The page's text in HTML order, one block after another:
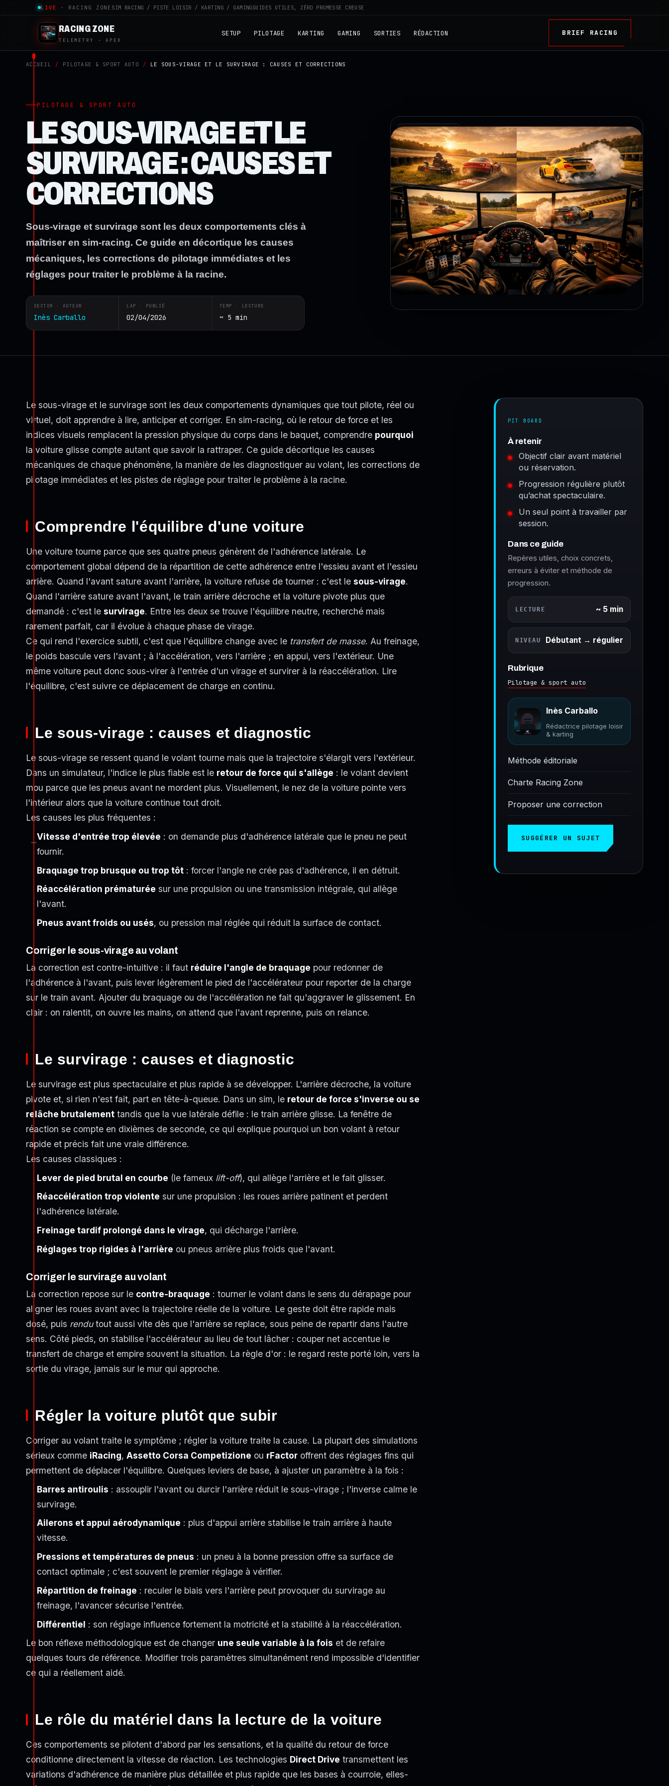
LIVE · RACING ZONE SIM RACING / PISTE LOISIR / KARTING / GAMINGGUIDES UTILES, ZÉRO PROMESSE CREUSE
RACING ZONE
TELEMETRY · APEX
SETUP PILOTAGE KARTING GAMING SORTIES RÉDACTION BRIEF RACING
ACCUEIL / PILOTAGE & SPORT AUTO / LE SOUS-VIRAGE ET LE SURVIRAGE : CAUSES ET CORRECTIONS
PILOTAGE & SPORT AUTO
LE SOUS-VIRAGE ET LE
SURVIRAGE : CAUSES ET
CORRECTIONS
Sous-virage et survirage sont les deux comportements clés à
maîtriser en sim-racing. Ce guide en décortique les causes
mécaniques, les corrections de pilotage immédiates et les
réglages pour traiter le problème à la racine.
SECTOR · AUTEUR
Inès Carballo
LAP · PUBLIÉ
02/04/2026
TEMP · LECTURE
~ 5 min
RZ · TELEMETRY
Le sous-virage et le survirage sont les deux comportements dynamiques que tout pilote, réel ou
virtuel, doit apprendre à lire, anticiper et corriger. En sim-racing, où le retour de force et les
indices visuels remplacent la pression physique du corps dans le baquet, comprendre pourquoi
la voiture glisse compte autant que savoir la rattraper. Ce guide décortique les causes
mécaniques de chaque phénomène, la manière de les diagnostiquer au volant, les corrections de
pilotage immédiates et les pistes de réglage pour traiter le problème à la racine.
Comprendre l'équilibre d'une voiture
Une voiture tourne parce que ses quatre pneus génèrent de l'adhérence latérale. Le
comportement global dépend de la répartition de cette adhérence entre l'essieu avant et l'essieu
arrière. Quand l'avant sature avant l'arrière, la voiture refuse de tourner : c'est le sous-virage.
Quand l'arrière sature avant l'avant, le train arrière décroche et la voiture pivote plus que
demandé : c'est le survirage. Entre les deux se trouve l'équilibre neutre, recherché mais
rarement parfait, car il évolue à chaque phase de virage.
Ce qui rend l'exercice subtil, c'est que l'équilibre change avec le transfert de masse. Au freinage,
le poids bascule vers l'avant ; à l'accélération, vers l'arrière ; en appui, vers l'extérieur. Une
même voiture peut donc sous-virer à l'entrée d'un virage et survirer à la réaccélération. Lire
l'équilibre, c'est suivre ce déplacement de charge en continu.
Le sous-virage : causes et diagnostic
Le sous-virage se ressent quand le volant tourne mais que la trajectoire s'élargit vers l'extérieur.
Dans un simulateur, l'indice le plus fiable est le retour de force qui s'allège : le volant devient
mou parce que les pneus avant ne mordent plus. Visuellement, le nez de la voiture pointe vers
l'intérieur alors que la voiture continue tout droit.
Les causes les plus fréquentes :
Vitesse d'entrée trop élevée : on demande plus d'adhérence latérale que le pneu ne peut
fournir.
Braquage trop brusque ou trop tôt : forcer l'angle ne crée pas d'adhérence, il en détruit.
Réaccélération prématurée sur une propulsion ou une transmission intégrale, qui allège
l'avant.
Pneus avant froids ou usés, ou pression mal réglée qui réduit la surface de contact.
Corriger le sous-virage au volant
La correction est contre-intuitive : il faut réduire l'angle de braquage pour redonner de
l'adhérence à l'avant, puis lever légèrement le pied de l'accélérateur pour reporter de la charge
sur le train avant. Ajouter du braquage ou de l'accélération ne fait qu'aggraver le glissement. En
clair : on ralentit, on ouvre les mains, on attend que l'avant reprenne, puis on relance.
Le survirage : causes et diagnostic
Le survirage est plus spectaculaire et plus rapide à se développer. L'arrière décroche, la voiture
pivote et, si rien n'est fait, part en tête-à-queue. Dans un sim, le retour de force s'inverse ou se
relâche brutalement tandis que la vue latérale défile : le train arrière glisse. La fenêtre de
réaction se compte en dixièmes de seconde, ce qui explique pourquoi un bon volant à retour
rapide et précis fait une vraie différence.
Les causes classiques :
Lever de pied brutal en courbe (le fameux lift-off), qui allège l'arrière et le fait glisser.
Réaccélération trop violente sur une propulsion : les roues arrière patinent et perdent
l'adhérence latérale.
Freinage tardif prolongé dans le virage, qui décharge l'arrière.
Réglages trop rigides à l'arrière ou pneus arrière plus froids que l'avant.
Corriger le survirage au volant
La correction repose sur le contre-braquage : tourner le volant dans le sens du dérapage pour
aligner les roues avant avec la trajectoire réelle de la voiture. Le geste doit être rapide mais
dosé, puis rendutout aussi vite dès que l'arrière se replace, sous peine de repartir dans l'autre
sens. Côté pieds, on stabilise l'accélérateur au lieu de tout lâcher : couper net accentue le
transfert de charge et empire souvent la situation. La règle d'or : le regard reste porté loin, vers la
sortie du virage, jamais sur le mur qui approche.
Régler la voiture plutôt que subir
Corriger au volant traite le symptôme ; régler la voiture traite la cause. La plupart des simulations
sérieux comme iRacing, Assetto Corsa Competizione ou rFactor offrent des réglages fins qui
permettent de déplacer l'équilibre. Quelques leviers de base, à ajuster un paramètre à la fois :
Barres antiroulis : assouplir l'avant ou durcir l'arrière réduit le sous-virage ; l'inverse calme le
survirage.
Ailerons et appui aérodynamique : plus d'appui arrière stabilise le train arrière à haute
vitesse.
Pressions et températures de pneus : un pneu à la bonne pression offre sa surface de
contact optimale ; c'est souvent le premier réglage à vérifier.
Répartition de freinage : reculer le biais vers l'arrière peut provoquer du survirage au
freinage, l'avancer sécurise l'entrée.
Différentiel : son réglage influence fortement la motricité et la stabilité à la réaccélération.
Le bon réflexe méthodologique est de changer une seule variable à la fois et de refaire
quelques tours de référence. Modifier trois paramètres simultanément rend impossible d'identifier
ce qui a réellement aidé.
Le rôle du matériel dans la lecture de la voiture
Ces comportements se pilotent d'abord par les sensations, et la qualité du retour de force
conditionne directement la vitesse de réaction. Les technologies Direct Drive transmettent les
variations d'adhérence de manière plus détaillée et plus rapide que les bases à courroie, elles-
PIT BOARD
À retenir
Objectif clair avant matériel
ou réservation.
Progression régulière plutôt
qu’achat spectaculaire.
Un seul point à travailler par
session.
Dans ce guide
Repères utiles, choix concrets,
erreurs à éviter et méthode de
progression.
LECTURE ~ 5 min
NIVEAU Débutant → régulier
Rubrique
Pilotage & sport auto
Inès Carballo
Rédactrice pilotage loisir
& karting
Méthode éditoriale
Charte Racing Zone
Proposer une correction
SUGGÉRER UN SUJET